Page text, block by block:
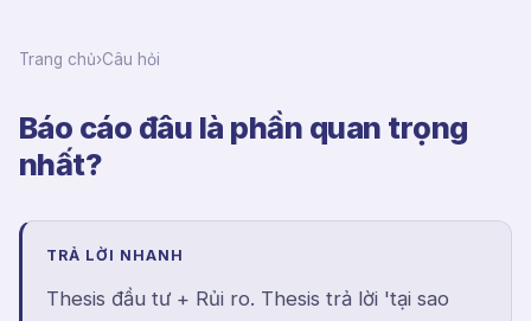
Trang chủ›Câu hỏi
Báo cáo đâu là phần quan trọng
nhất?
TRẢ LỜI NHANH
Thesis đầu tư + Rủi ro. Thesis trả lời 'tại sao